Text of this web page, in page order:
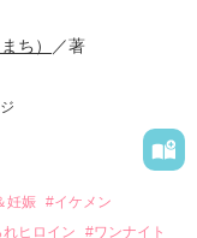
桜。
は壊れてしまう。
によって
った。
ていた哲平に
ち） ／著
妊娠 #イケメン
ヒロイン
#ワンナイト